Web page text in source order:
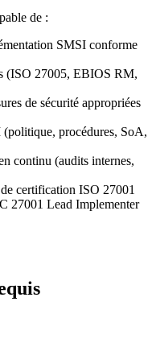
de :
SMSI conforme
(ISO 27005, EBIOS RM,
de sécurité appropriées
procédures, SoA,
continu (audits internes,
certification ISO 27001
27001 Lead Implementer